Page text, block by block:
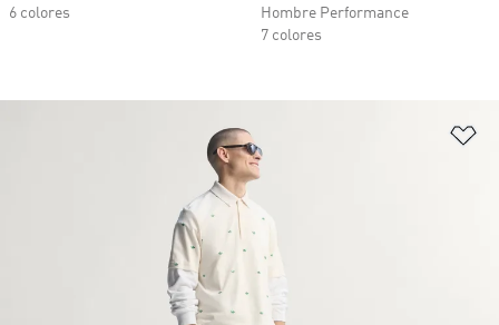
6 colores
Hombre Performance
7 colores